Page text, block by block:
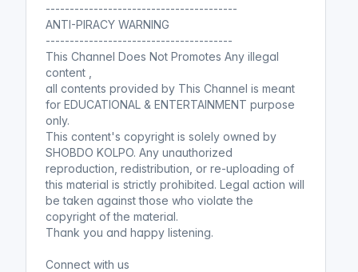
এবং সিআইএ : মাসুদুল হক)
Shobdo Kolpo
বাংলাদেশের স্বাধীনতা যুদ্ধে র এবং সিআইএ
"টেলিফোন করে দিলেই আমি চলে আসবো"-
পাকিস্তানিদের কেন এ কথা বলেছিলেন মুজিব
? (বাংলাদেশের স্বাধীনতা যুদ্ধে র এবং সিআইএ :
মাসুদুল হক)
Shobdo Kolpo
বাংলাদেশের স্বাধীনতা যুদ্ধে র এবং সিআইএ
----------------------------------------
ANTI-PIRACY WARNING
---------------------------------------
This Channel Does Not Promotes Any illegal
content ,
all contents provided by This Channel is meant
for EDUCATIONAL & ENTERTAINMENT purpose
only.
This content's copyright is solely owned by
SHOBDO KOLPO. Any unauthorized
reproduction, redistribution, or re-uploading of
this material is strictly prohibited. Legal action will
be taken against those who violate the
copyright of the material.
Thank you and happy listening.
Connect with us